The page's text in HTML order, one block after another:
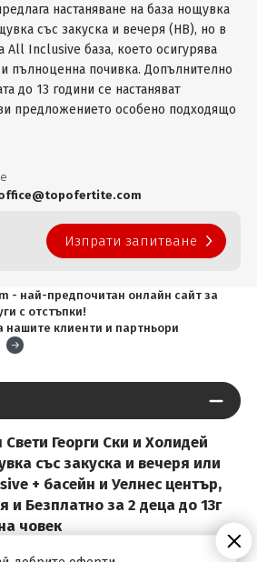
настаняване на база нощувка
със закуска и вечеря (HB), но в
All Inclusive база, което осигурява
пълноценна почивка. Допълнително
до 13 години се настаняват
предложението особено подходящо
Изпрати запитване
- най-предпочитан онлайн сайт за
с отстъпки!
нашите клиенти и партньори
Георги Ски и Холидей
със закуска и вечеря или
+ басейн и Уелнес център,
и Безплатно за 2 деца до 13г
човек